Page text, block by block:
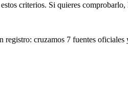
criterios. Si quieres
cruzamos 7 fuentes oficiales